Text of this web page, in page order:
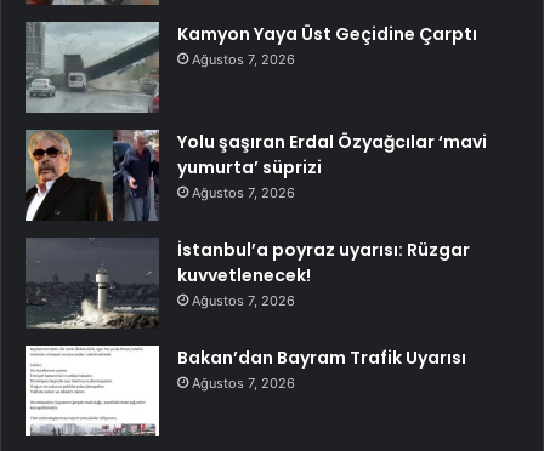
Kamyon Yaya Üst Geçidine Çarptı
Ağustos 7, 2026
Yolu şaşıran Erdal Özyağcılar ‘mavi
yumurta’ süprizi
Ağustos 7, 2026
İstanbul’a poyraz uyarısı: Rüzgar
kuvvetlenecek!
Ağustos 7, 2026
Bakan’dan Bayram Trafik Uyarısı
Ağustos 7, 2026